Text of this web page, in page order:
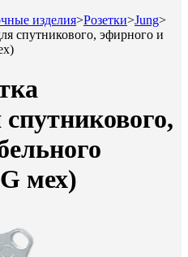
изделия>Розетки>Jung>
спутникового, эфирного и
мех)